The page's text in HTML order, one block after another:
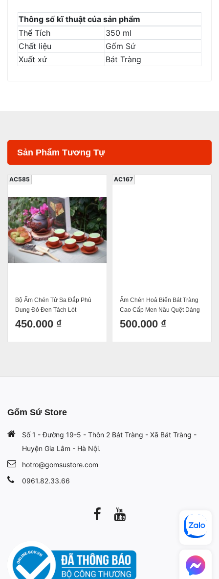
Thông số kĩ thuật của sản phẩm
Thể Tích
350 ml
Chất liệu
Gốm Sứ
Xuất xứ
Bát Tràng
Sản Phẩm Tương Tự
Bộ Ấm Chén Tử Sa Đắp Phù
Dung Đỏ Đen Tách Lót
450.000 ₫
AC585
Ấm Chén Hoả Biến Bát Tràng
Cao Cấp Men Nâu Quệt Dáng
Thiên Nga 400ml
500.000 ₫
AC167
Gốm Sứ Store
Số 1 - Đường 19-5 - Thôn 2 Bát Tràng - Xã Bát Tràng -
Huyện Gia Lâm - Hà Nội.
hotro@gomsustore.com
0961.82.33.66